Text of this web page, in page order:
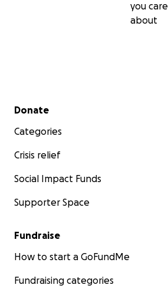
you care
about
Secondary menu
Donate
Categories
Crisis relief
Social Impact Funds
Supporter Space
Fundraise
How to start a GoFundMe
Fundraising categories